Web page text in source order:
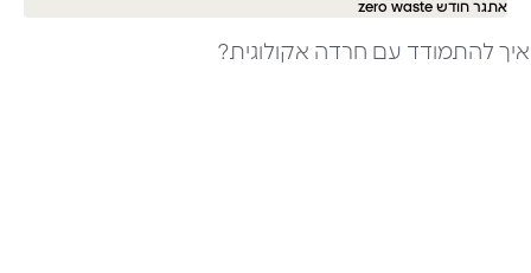
אתגר חודש zero waste
איך להתמודד עם חרדה אקולוגית?